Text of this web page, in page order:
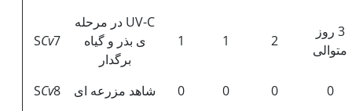
SCv7
UV-C در مرحله
ی بذر و گیاه
برگدار
1 1 2
3 روز
متوالی
SCv8 شاهد مزرعه ای 0 0 0 0